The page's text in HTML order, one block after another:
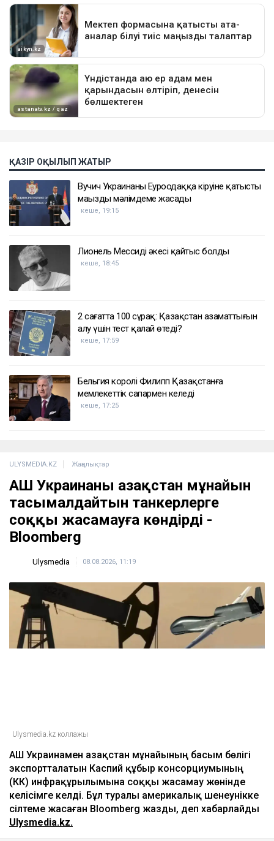
ҚАЗІР ОҚЫЛЫП ЖАТЫР
Вучич Украинаның Еуроодаққа кіруіне қатысты
маңызды мәлімдеме жасады
кеше, 19:15
Лионель Мессидің әкесі қайтыс болды
кеше, 18:45
2 сағатта 100 сұрақ: Қазақстан азаматтығын
алу үшін тест қалай өтеді?
кеше, 17:59
Бельгия королі Филипп Қазақстанға
мемлекеттік сапармен келеді
кеше, 17:25
ULYSMEDIA.KZ Жаңалықтар
АҚШ Украинаны Қазақстан мұнайын
тасымалдайтын танкерлерге
соққы жасамауға көндірді -
Bloomberg
Ulysmedia 08.08.2026, 11:19
Ulysmedia.kz коллажы
АҚШ Украинамен Қазақстан мұнайының басым бөлігі
экспортталатын Каспий құбыр консорциумының
(КҚК) инфрақұрылымына соққы жасамау жөнінде
келісімге келді. Бұл туралы америкалық шенеунікке
сілтеме жасаған Bloomberg жазды, деп хабарлайды
Ulysmedia.kz.